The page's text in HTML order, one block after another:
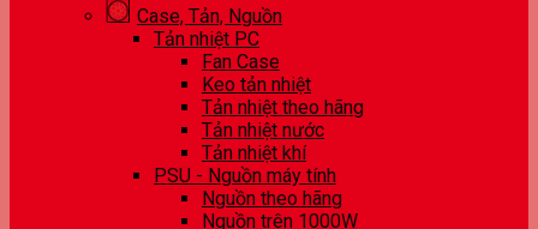
Case, Tản, Nguồn
Tản nhiệt PC
Fan Case
Keo tản nhiệt
Tản nhiệt theo hãng
Tản nhiệt nước
Tản nhiệt khí
PSU - Nguồn máy tính
Nguồn theo hãng
Nguồn trên 1000W